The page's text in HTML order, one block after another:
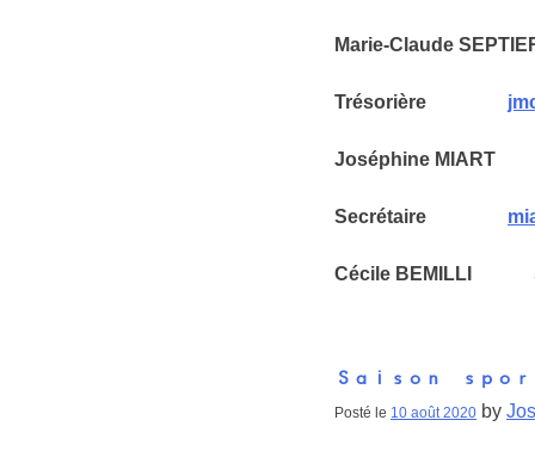
Marie-Claude
Trésorière
Joséphine MIART
Secrétaire
Cécile BEMILLI
Saison
Posté le 10 août 2020 by